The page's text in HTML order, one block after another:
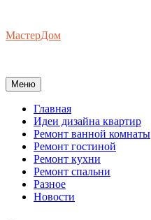
содержимому
МастерДом
Меню
Главная
Идеи дизайна квартир
Ремонт ванной комнаты
Ремонт гостиной
Ремонт кухни
Ремонт спальни
Разное
Новости